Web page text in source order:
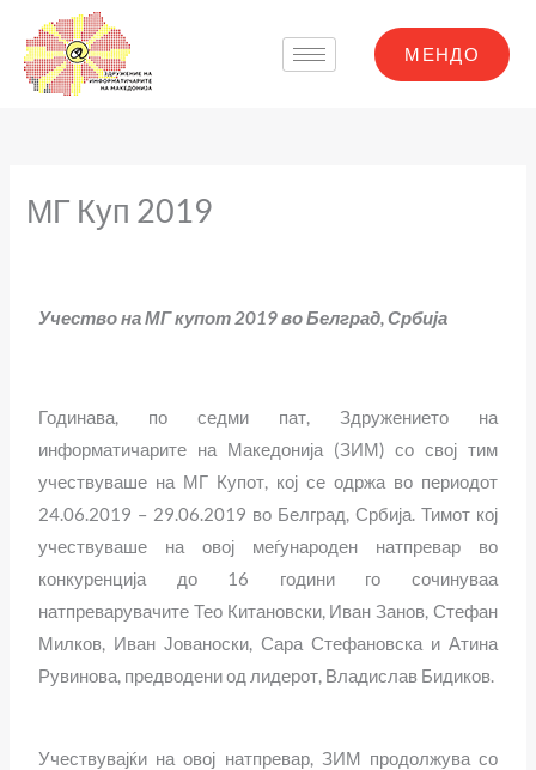
content
МЕНДО
МГ Куп 2019
Учество на МГ купот 2019 во Белград, Србија
Годинава, по седми пат, Здружението на
информатичарите на Македонија (ЗИМ) со свој тим
учествуваше на МГ Купот, кој се одржа во периодот
24.06.2019 – 29.06.2019 во Белград, Србија. Тимот кој
учествуваше на овој меѓународен натпревар во
конкуренција до 16 години го сочинуваа
натпреварувачите Тео Китановски, Иван Занов, Стефан
Милков, Иван Јованоски, Сара Стефановска и Атина
Рувинова, предводени од лидерот, Владислав Бидиков.
Учествувајќи на овој натпревар, ЗИМ продолжува со